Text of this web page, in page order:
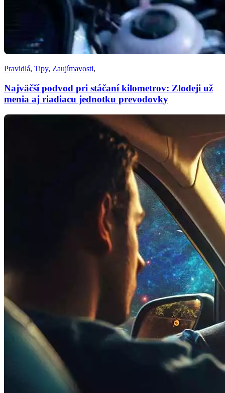
Pravidlá, Tipy, Zaujímavosti,
Najväčší podvod pri stáčaní kilometrov: Zlodeji už
menia aj riadiacu jednotku prevodovky